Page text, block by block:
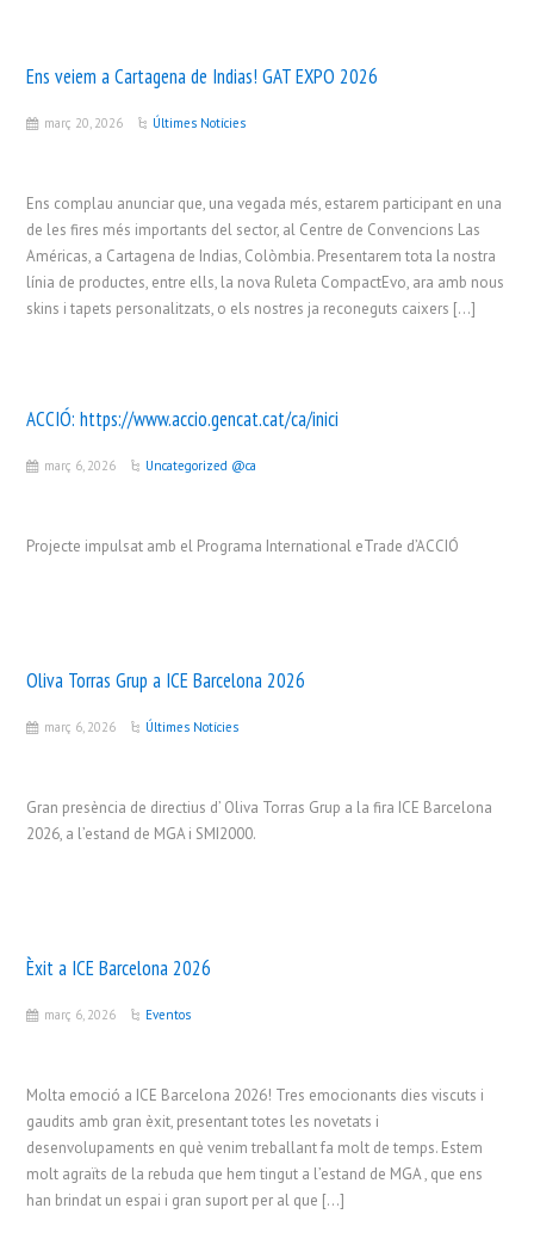
Ens veiem a Cartagena de Indias! GAT EXPO 2026
març 20, 2026 Últimes Notícies
Ens complau anunciar que, una vegada més, estarem participant en una
de les fires més importants del sector, al Centre de Convencions Las
Américas, a Cartagena de Indias, Colòmbia. Presentarem tota la nostra
línia de productes, entre ells, la nova Ruleta CompactEvo, ara amb nous
skins i tapets personalitzats, o els nostres ja reconeguts caixers […]
ACCIÓ:https://www.accio.gencat.cat/ca/inici
març 6, 2026 Uncategorized @ca
Projecte impulsat amb el Programa International eTrade d’ACCIÓ
Oliva Torras Grup a ICE Barcelona 2026
març 6, 2026 Últimes Notícies
Gran presència de directius d’ Oliva Torras Grup a la fira ICE Barcelona
2026, a l’estand de MGA i SMI2000.
Èxit a ICE Barcelona 2026
març 6, 2026 Eventos
Molta emoció a ICE Barcelona 2026! Tres emocionants dies viscuts i
gaudits amb gran èxit, presentant totes les novetats i
desenvolupaments en què venim treballant fa molt de temps. Estem
molt agraïts de la rebuda que hem tingut a l’estand de MGA , que ens
han brindat un espai i gran suport per al que […]